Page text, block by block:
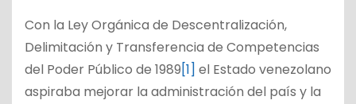
Con la Ley Orgánica de Descentralización,
Delimitación y Transferencia de Competencias
del Poder Público de 1989[1] el Estado venezolano
aspiraba mejorar la administración del país y la